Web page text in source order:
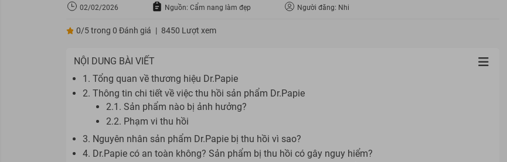
02/02/2026 Nguồn: Cẩm nang làm đẹp Người đăng: Nhi
0/5 trong 0 Đánh giá | 8450 Lượt xem
NỘI DUNG BÀI VIẾT
1. Tổng quan về thương hiệu Dr.Papie
2. Thông tin chi tiết về việc thu hồi sản phẩm Dr.Papie
2.1. Sản phẩm nào bị ảnh hưởng?
2.2. Phạm vi thu hồi
3. Nguyên nhân sản phẩm Dr.Papie bị thu hồi vì sao?
4. Dr.Papie có an toàn không? Sản phẩm bị thu hồi có gây nguy hiểm?